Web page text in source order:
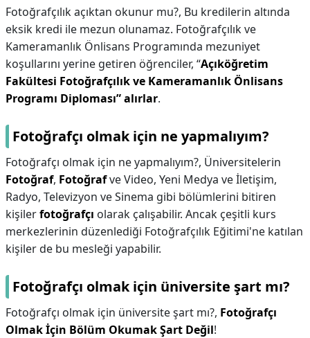
Fotoğrafçılık açıktan okunur mu?, Bu kredilerin altında
eksik kredi ile mezun olunamaz. Fotoğrafçılık ve
Kameramanlık Önlisans Programında mezuniyet
koşullarını yerine getiren öğrenciler, “Açıköğretim
Fakültesi Fotoğrafçılık ve Kameramanlık Önlisans
Programı Diploması” alırlar.
Fotoğrafçı olmak için ne yapmalıyım?
Fotoğrafçı olmak için ne yapmalıyım?, Üniversitelerin
Fotoğraf, Fotoğrafve Video, Yeni Medya ve İletişim,
Radyo, Televizyon ve Sinema gibi bölümlerini bitiren
kişilerfotoğrafçı olarak çalışabilir. Ancak çeşitli kurs
merkezlerinin düzenlediği Fotoğrafçılık Eğitimi'ne katılan
kişiler de bu mesleği yapabilir.
Fotoğrafçı olmak için üniversite şart mı?
Fotoğrafçı olmak için üniversite şart mı?, Fotoğrafçı
Olmak İçin Bölüm Okumak Şart Değil!